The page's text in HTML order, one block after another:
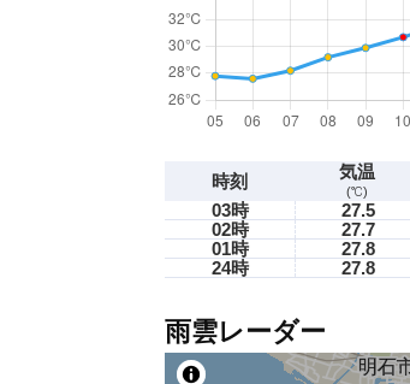
時刻 気温
(℃)
03時 27.5
02時
27.7
01時
27.8
24時
27.8
雨雲レーダー